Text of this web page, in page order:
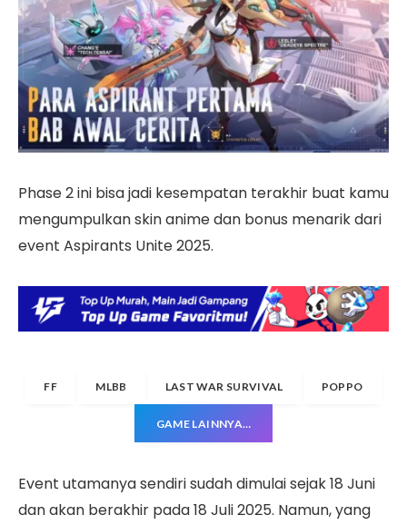
Phase 2 ini bisa jadi kesempatan terakhir buat kamu
mengumpulkan skin anime dan bonus menarik dari
event Aspirants Unite 2025.
FF MLBB LAST WAR SURVIVAL POPPO
GAME LAINNYA…
Event utamanya sendiri sudah dimulai sejak 18 Juni
dan akan berakhir pada 18 Juli 2025. Namun, yang